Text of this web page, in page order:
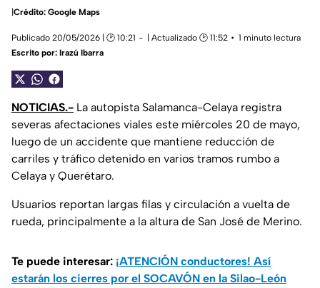
Crédito: Google Maps
Publicado 20/05/2026 | 🕑 10:21 | Actualizado 🕑 11:52
1 minuto lectura
Escrito por: Irazú Ibarra
NOTICIAS.- La autopista Salamanca-Celaya registra
severas afectaciones viales este miércoles 20 de mayo,
luego de un accidente que mantiene reducción de
carriles y tráfico detenido en varios tramos rumbo a
Celaya y Querétaro.
Usuarios reportan largas filas y circulación a vuelta de
rueda, principalmente a la altura de San José de Merino.
Te puede interesar: ¡ATENCIÓN conductores! Así
estarán los cierres por el SOCAVÓN en la Silao-León